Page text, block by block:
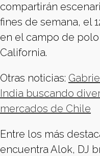
compartirán
fines de semana, el
en el campo de
California.
Otras noticias:
India buscando
mercados de Chile
Entre los más
encuentra Alok, DJ